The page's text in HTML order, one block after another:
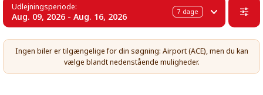
Udlejningsperiode:
Aug. 09, 2026 - Aug. 16, 2026 7 dage
Ingen biler er tilgængelige for din søgning: Airport (ACE), men du kan
vælge blandt nedenstående muligheder.